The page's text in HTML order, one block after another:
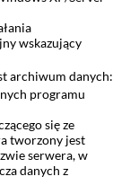
wskazujący
archiwum danych:
programu
się ze
tworzony jest
serwera, w
danych z